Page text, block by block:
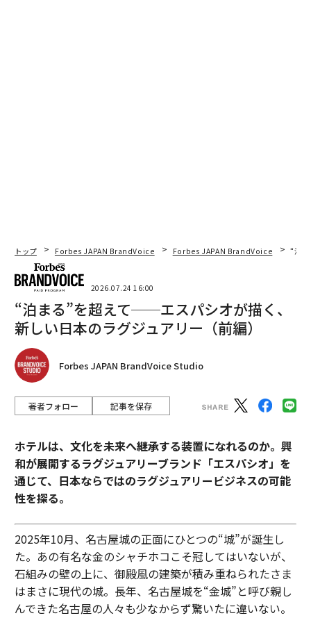
トップ Forbes JAPAN BrandVoice Forbes JAPAN BrandVoice “泊
2026.07.24 16:00
“泊まる”を超えて──エスパシオが描く、
新しい日本のラグジュアリー（前編）
Forbes JAPAN BrandVoice Studio
著者フォロー 記事を保存
ホテルは、文化を未来へ継承する装置になれるのか。興
和が展開するラグジュアリーブランド「エスパシオ」を
通じて、日本ならではのラグジュアリービジネスの可能
性を探る。
2025年10月、名古屋城の正面にひとつの“城”が誕生し
た。あの有名な金のシャチホコこそ冠してはいないが、
石組みの壁の上に、御殿風の建築が積み重ねられたさま
はまさに現代の城。長年、名古屋城を“金城”と呼び親し
んできた名古屋の人々も少なからず驚いたに違いない。